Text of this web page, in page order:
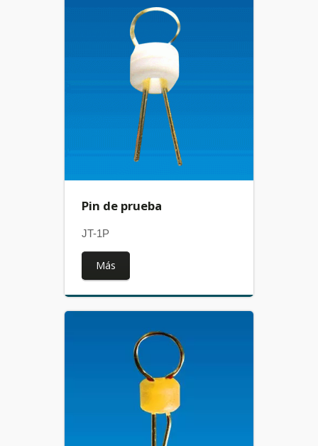
Pin de prueba
JT-1P
Más